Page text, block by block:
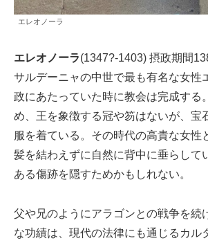
エレオノーラ
エレオノーラ(1347?-1403) 摂政期間
サルデーニャの中世で最も有名な女性
政にあたっていた時に教会は完成する
め、王を象徴する冠や笏はないが、宝
服を着ている。その時代の高貴な女性
髪を結わえずに自然に背中に垂らして
ある傷跡を隠すためかもしれない。
父や兄のようにアラゴンとの戦争を続
な功績は、現代の法律にも通じるカル